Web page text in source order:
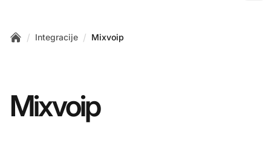
/ Integracije / Mixvoip
Mixvoip